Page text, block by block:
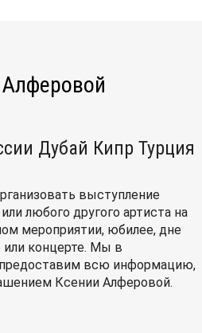
Дубай Кипр Турция
выступление
любого другого артиста на
мероприятии, юбилее, дне
концерте. Мы в
всю информацию,
Ксении Алферовой.